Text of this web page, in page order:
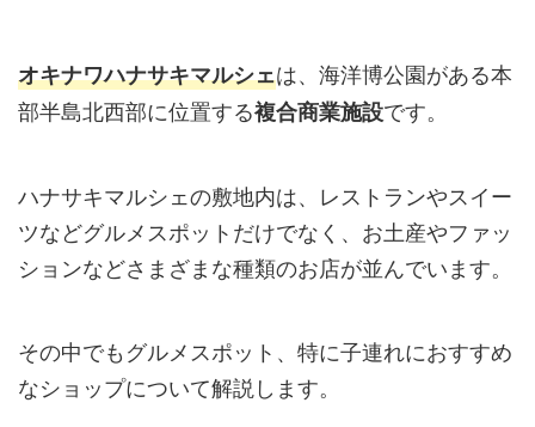
オキナワハナサキマルシェは、海洋博公園がある本
部半島北西部に位置する複合商業施設です。
ハナサキマルシェの敷地内は、レストランやスイー
ツなどグルメスポットだけでなく、お土産やファッ
ションなどさまざまな種類のお店が並んでいます。
その中でもグルメスポット、特に子連れにおすすめ
なショップについて解説します。